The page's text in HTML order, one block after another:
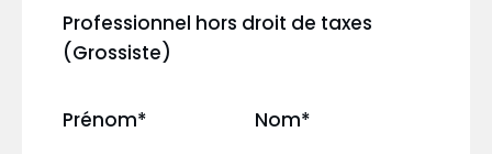
Professionnel hors droit de taxes
(Grossiste)
Prénom* Nom*